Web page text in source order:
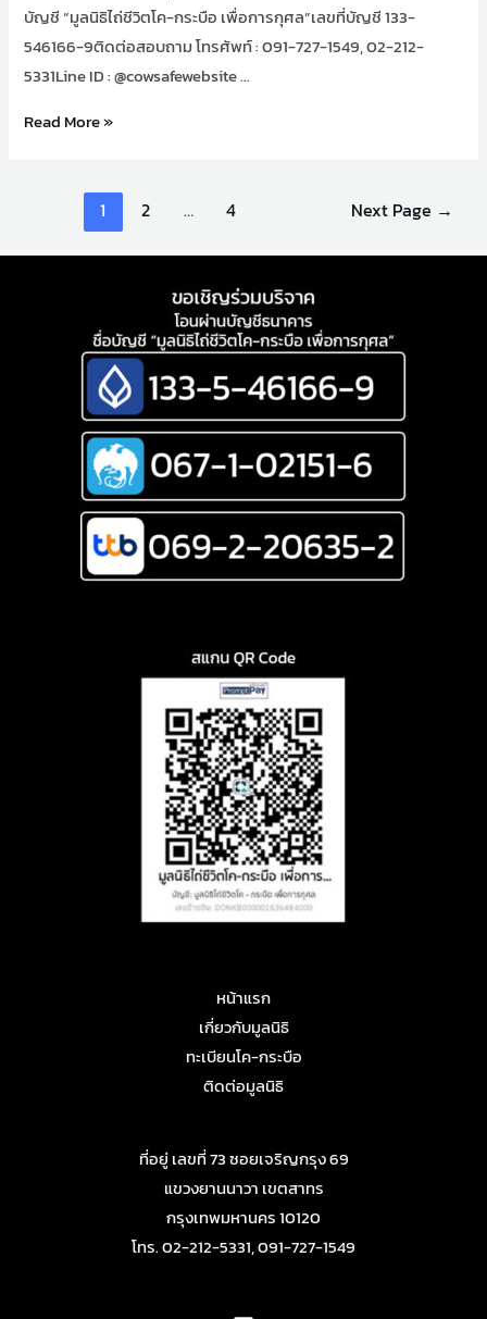
บัญชี “มูลนิธิไถ่ชีวิตโค-กระบือ เพื่อการกุศล”เลขที่บัญชี 133-
546166-9ติดต่อสอบถาม โทรศัพท์ : 091-727-1549, 02-212-
5331Line ID : @cowsafewebsite …
Read More »
1 2 … 4 Next Page →
หน้าแรก
เกี่ยวกับมูลนิธิ
ทะเบียนโค-กระบือ
ติดต่อมูลนิธิ
ที่อยู่ เลขที่ 73 ซอยเจริญกรุง 69
แขวงยานนาวา เขตสาทร
กรุงเทพมหานคร 10120
โทร. 02-212-5331, 091-727-1549